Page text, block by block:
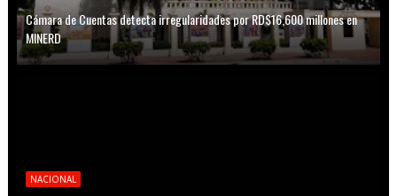
Cámara de Cuentas detecta irregularidades por RD$16,600 millones en
MINERD
NACIONAL